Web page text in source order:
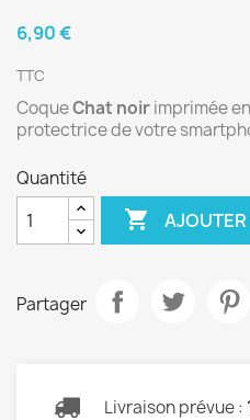
6,90 €
TTC
CoqueChat noirimprimée
protectrice de votre
Quantité
 AJOUTER
Partager
Livraison prévue :